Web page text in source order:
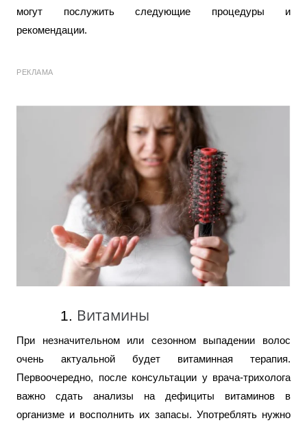
могут послужить следующие процедуры и
рекомендации.
РЕКЛАМА
Витамины
При незначительном или сезонном выпадении волос
очень актуальной будет витаминная терапия.
Первоочередно, после консультации у врача-трихолога
важно сдать анализы на дефициты витаминов в
организме и восполнить их запасы. Употреблять нужно